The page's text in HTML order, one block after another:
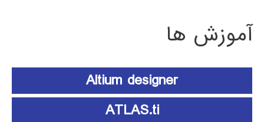
آموزش ها
Altium designer
ATLAS.ti